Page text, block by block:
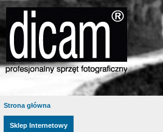
Strona główna
Sklep Internetowy